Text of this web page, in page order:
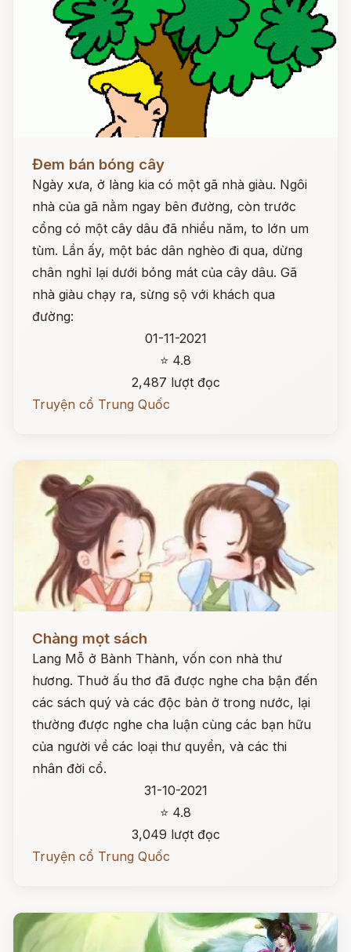
Đem bán bóng cây
Ngày xưa, ở làng kia có một gã nhà giàu. Ngôi
nhà của gã nằm ngay bên đường, còn trước
cổng có một cây dâu đã nhiều năm, to lớn um
tùm. Lần ấy, một bác dân nghèo đi qua, dừng
chân nghỉ lại dưới bóng mát của cây dâu. Gã
nhà giàu chạy ra, sừng sộ với khách qua
đường:
01-11-2021
⭐ 4.8
2,487 lượt đọc
Truyện cổ Trung Quốc
Chàng mọt sách
Lang Mỗ ở Bành Thành, vốn con nhà thư
hương. Thuở ấu thơ đã được nghe cha bận đến
các sách quý và các độc bản ở trong nước, lại
thường được nghe cha luận cùng các bạn hữu
của người về các loại thư quyển, và các thi
nhân đời cổ.
31-10-2021
⭐ 4.8
3,049 lượt đọc
Truyện cổ Trung Quốc